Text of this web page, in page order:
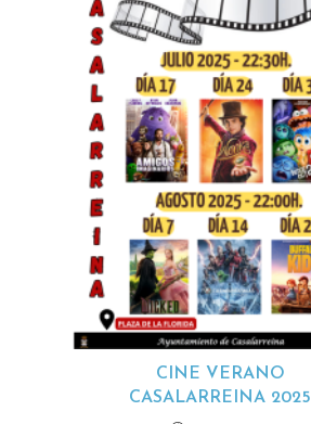
CINE VERANO
CASALARREINA 2025